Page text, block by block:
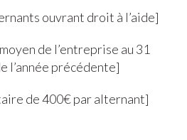
ouvrant droit à l’aide]
de l’entreprise au 31
l’année précédente]
de 400€ par alternant]